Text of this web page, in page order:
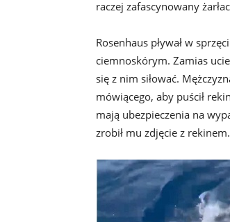
raczej zafascynowany
Rosenhaus pływał w
ciemnoskórym. Zamias
się z nim siłować.
mówiącego, aby puścił
mają ubezpieczenia na
zrobił mu zdjęcie z rekinem.